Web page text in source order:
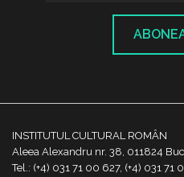
INSTITUTUL CULTURAL ROMÂN
Aleea Alexandru nr. 38, 011824
Tel.: (+4) 031 71 00 627, (+4) 031 71